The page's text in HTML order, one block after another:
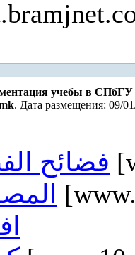
учебы в СПбГУ
. Дата размещения: 09/
فضائح